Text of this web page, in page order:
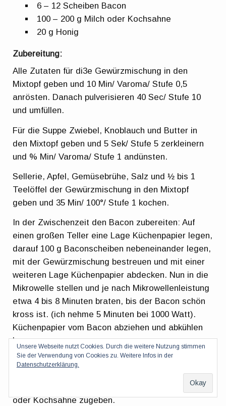
6 – 12 Scheiben Bacon
100 – 200 g Milch oder Kochsahne
20 g Honig
Zubereitung:
Alle Zutaten für di3e Gewürzmischung in den
Mixtopf geben und 10 Min/ Varoma/ Stufe 0,5
anrösten. Danach pulverisieren 40 Sec/ Stufe 10
und umfüllen.
Für die Suppe Zwiebel, Knoblauch und Butter in
den Mixtopf geben und 5 Sek/ Stufe 5 zerkleinern
und % Min/ Varoma/ Stufe 1 andünsten.
Sellerie, Apfel, Gemüsebrühe, Salz und ½ bis 1
Teelöffel der Gewürzmischung in den Mixtopf
geben und 35 Min/ 100°/ Stufe 1 kochen.
In der Zwischenzeit den Bacon zubereiten: Auf
einen großen Teller eine Lage Küchenpapier legen,
darauf 100 g Baconscheiben nebeneinander legen,
mit der Gewürzmischung bestreuen und mit einer
weiteren Lage Küchenpapier abdecken. Nun in die
Mikrowelle stellen und je nach Mikrowellenleistung
etwa 4 bis 8 Minuten braten, bis der Bacon schön
kross ist. (ich nehme 5 Minuten bei 1000 Watt).
Küchenpapier vom Bacon abziehen und abkühlen
lassen.
Nun die Milch oder Kochsahne zur Suppe geben
und 2 Min/ Stufe 10 pürieren. Die Suppe sollte
schön dickflüssig sein, ansonsten noch mehr Milch
oder Kochsahne zugeben.
Unsere Webseite nutzt Cookies. Durch die weitere Nutzung stimmen
Sie der Verwendung von Cookies zu. Weitere Infos in der
Datenschutzerklärung.